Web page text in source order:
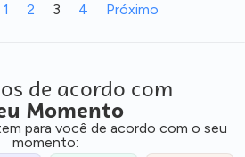
1 2 3 4 Próximo
de acordo com
Momento
para você de acordo com o seu
momento: